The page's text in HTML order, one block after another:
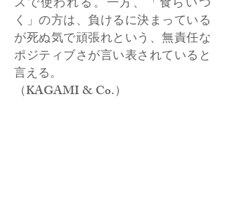
スで使われる。一方、「食らいつ
く」の方は、負けるに決まっている
が死ぬ気で頑張れという、無責任な
ポジティブさが言い表されていると
言える。
（KAGAMI & Co.）